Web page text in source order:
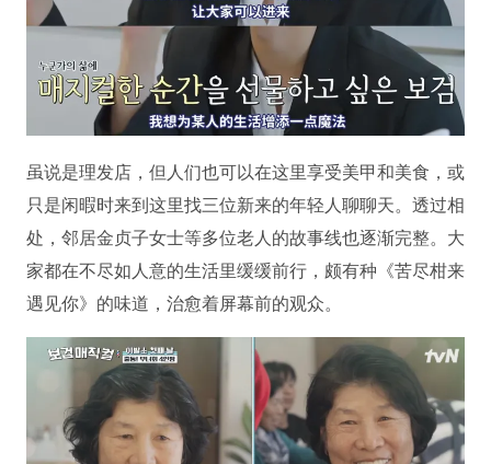
虽说是理发店，但人们也可以在这里享受美甲和美食，或
只是闲暇时来到这里找三位新来的年轻人聊聊天。透过相
处，邻居金贞子女士等多位老人的故事线也逐渐完整。大
家都在不尽如人意的生活里缓缓前行，颇有种《苦尽柑来
遇见你》的味道，治愈着屏幕前的观众。